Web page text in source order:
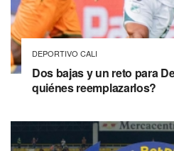
DEPORTIVO CALI
Dos bajas y un reto para
quiénes reemplazarlos?